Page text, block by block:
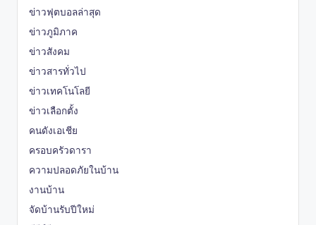
ข่าวฟุตบอลล่าสุด
ข่าวภูมิภาค
ข่าวสังคม
ข่าวสารทั่วไป
ข่าวเทคโนโลยี
ข่าวเลือกตั้ง
คนดังเอเชีย
ครอบครัวดารา
ความปลอดภัยในบ้าน
งานบ้าน
จัดบ้านรับปีใหม่